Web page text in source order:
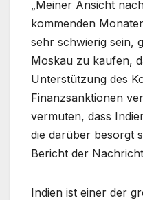
„Meiner Ansicht
kommenden
sehr schwierig sein,
Moskau zu kaufen,
Unterstützung des
Finanzsanktionen
vermuten, dass
die darüber besorgt
Bericht der
Indien ist einer der